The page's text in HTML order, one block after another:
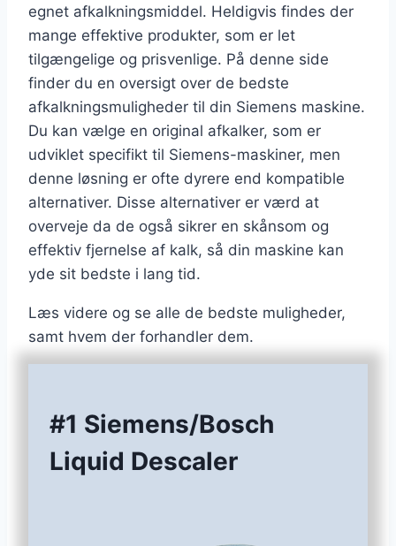
egnet afkalkningsmiddel. Heldigvis findes der
mange effektive produkter, som er let
tilgængelige og prisvenlige. På denne side
finder du en oversigt over de bedste
afkalkningsmuligheder til din Siemens maskine.
Du kan vælge en original afkalker, som er
udviklet specifikt til Siemens-maskiner, men
denne løsning er ofte dyrere end kompatible
alternativer. Disse alternativer er værd at
overveje da de også sikrer en skånsom og
effektiv fjernelse af kalk, så din maskine kan
yde sit bedste i lang tid.
Læs videre og se alle de bedste muligheder,
samt hvem der forhandler dem.
#1 Siemens/Bosch
Liquid Descaler